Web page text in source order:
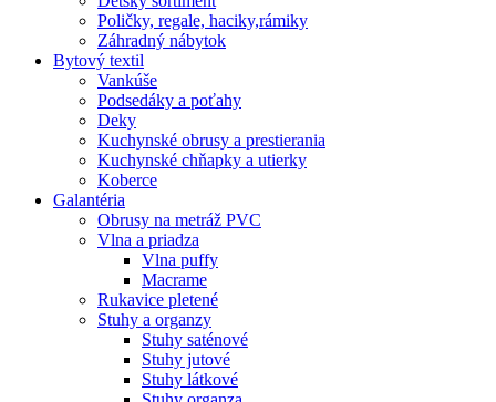
Poličky, regale, haciky,rámiky
Záhradný nábytok
Bytový textil
Vankúše
Podsedáky a poťahy
Deky
Kuchynské obrusy a prestierania
Kuchynské chňapky a utierky
Koberce
Galantéria
Obrusy na metráž PVC
Vlna a priadza
Vlna puffy
Macrame
Rukavice pletené
Stuhy a organzy
Stuhy saténové
Stuhy jutové
Stuhy látkové